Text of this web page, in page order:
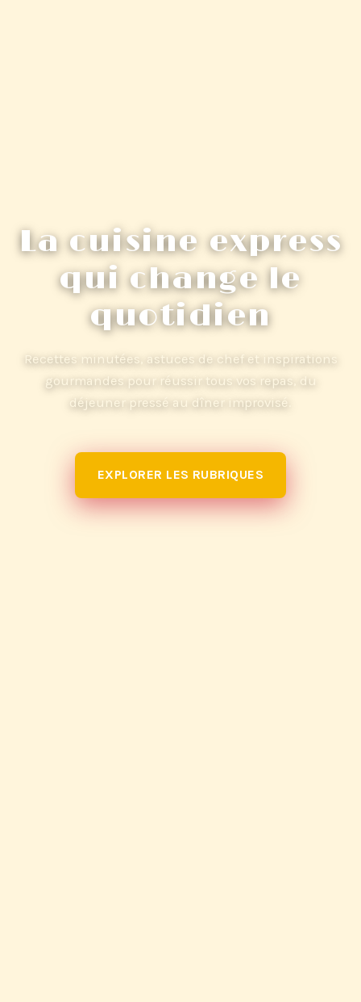
La cuisine express
qui change le
quotidien
Recettes minutées, astuces de chef et inspirations
gourmandes pour réussir tous vos repas, du
déjeuner pressé au dîner improvisé.
EXPLORER LES RUBRIQUES